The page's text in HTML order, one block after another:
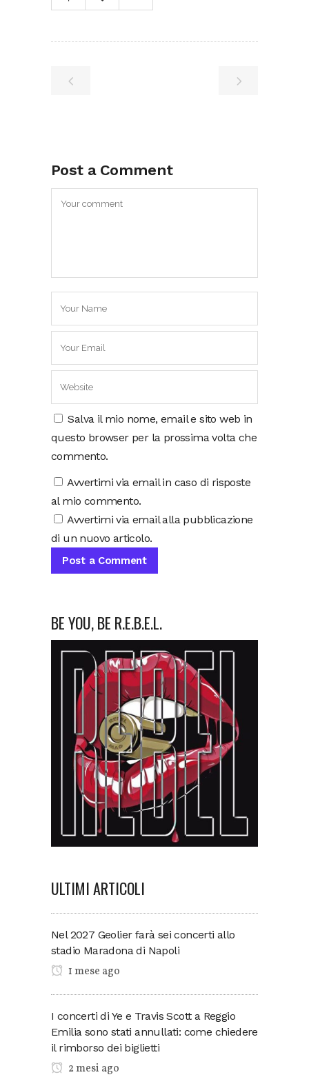
Post a Comment
Salva il mio nome, email e sito web in
questo browser per la prossima volta che
commento.
Avvertimi via email in caso di risposte
al mio commento.
Avvertimi via email alla pubblicazione
di un nuovo articolo.
BE YOU, BE R.E.B.E.L.
ULTIMI ARTICOLI
Nel 2027 Geolier farà sei concerti allo
stadio Maradona di Napoli
1 mese ago
I concerti di Ye e Travis Scott a Reggio
Emilia sono stati annullati: come chiedere
il rimborso dei biglietti
2 mesi ago